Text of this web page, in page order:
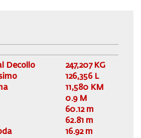
Decollo
247,207 KG
126,356 L
11,580 KM
0.9 M
60.12 m
62.81 m
16.92 m